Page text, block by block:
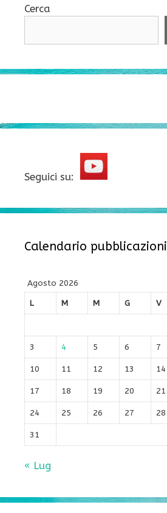
Cerca
Seguici su:
Calendario pubblicazioni
Agosto 2026
L
M M G V
3 4 5 6 7
10 11 12 13 14
17 18 19 20 21
24 25 26 27 28
31
« Lug